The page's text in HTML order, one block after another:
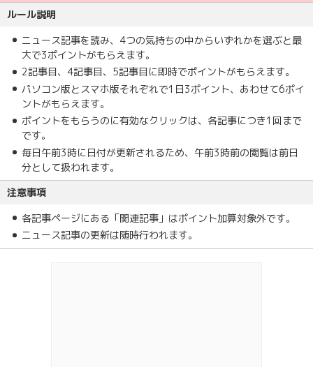
ルール説明
ニュース記事を読み、4つの気持ちの中からいずれかを選ぶと最
大で3ポイントがもらえます。
2記事目、4記事目、5記事目に即時でポイントがもらえます。
パソコン版とスマホ版それぞれで1日3ポイント、あわせて6ポイ
ントがもらえます。
ポイントをもらうのに有効なクリックは、各記事につき1回まで
です。
毎日午前3時に日付が更新されるため、午前3時前の閲覧は前日
分として扱われます。
注意事項
各記事ページにある「関連記事」はポイント加算対象外です。
ニュース記事の更新は随時行われます。